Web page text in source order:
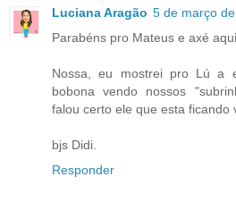
Luciana Aragão 5 de março
Parabéns pro Mateus e axé
Nossa, eu mostrei pro Lú a
bobona vendo nossos
falou certo ele que esta ficando
bjs Didi.
Responder